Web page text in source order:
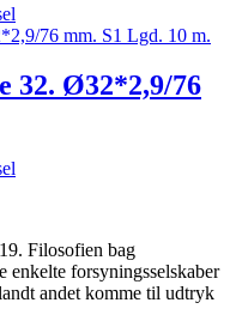
32. Ø32*2,9/76
Filosofien bag
enkelte forsyningsselskaber
andet komme til udtryk